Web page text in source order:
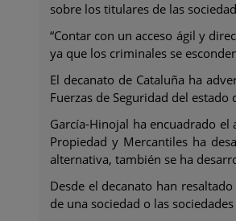
sobre los titulares de las
“Contar con un acceso ágil y
ya que los criminales se
El decanato de Cataluña ha
Fuerzas de Seguridad del
García-Hinojal ha encuadrado
Propiedad y Mercantiles ha
alternativa, también se ha
Desde el decanato han
de una sociedad o las